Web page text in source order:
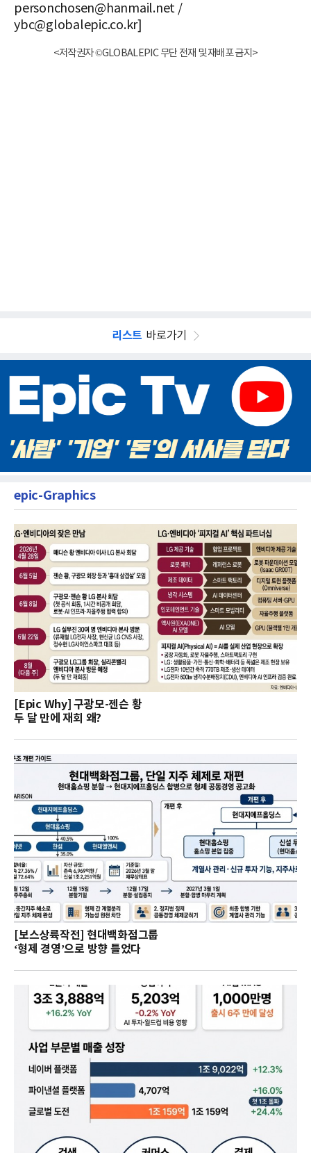
personchosen@hanmail.net /
ybc@globalepic.co.kr]
<저작권자 ©GLOBALEPIC 무단 전재 및 재배포 금지>
리스트 바로가기
epic-Graphics
[Epic Why] 구광모-젠슨 황
두 달 만에 재회 왜?
[보스상륙작전] 현대백화점그룹
‘형제 경영’으로 방향 틀었다